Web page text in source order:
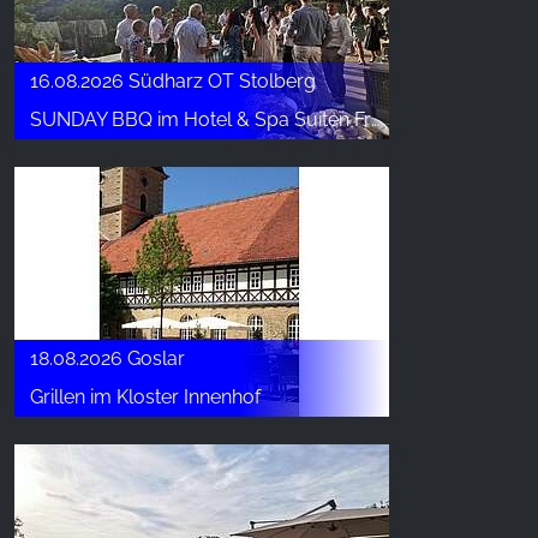
16.08.2026 Südharz OT Stolberg
SUNDAY BBQ im Hotel & Spa Suiten FreiWerk
18.08.2026 Goslar
Grillen im Kloster Innenhof